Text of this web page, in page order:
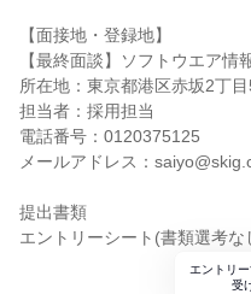
【面接地・登録地】
【最終面談】ソフトウエア情
所在地：東京都港区赤坂2丁
担当者：採用担当
電話番号：0120375125
メールアドレス：
提出書類
エントリーシート(書類選考
エントリ
受